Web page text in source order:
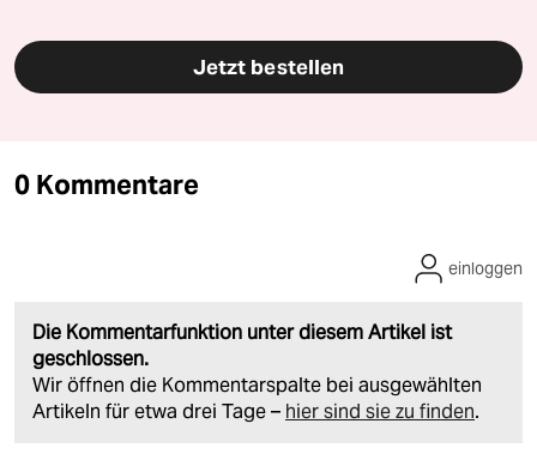
Jetzt bestellen
0 Kommentare
Die Kommentarfunktion unter diesem Artikel ist
geschlossen.
Wir öffnen die Kommentarspalte bei ausgewählten
Artikeln für etwa drei Tage – hier sind sie zu finden.
einloggen